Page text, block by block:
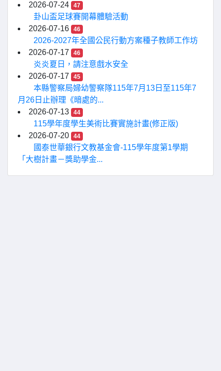
2026-07-24
47
卦山盃足球賽開幕體驗活動
2026-07-16
46
2026-2027年全國公民行動方案種子教師工作坊
2026-07-17
46
炎炎夏日，請注意戲水安全
2026-07-17
45
本縣警察局婦幼警察隊115年7月13日至115年7
月26日止辦理《暗處的...
2026-07-13
44
115學年度學生美術比賽實施計畫(修正版)
2026-07-20
44
國泰世華銀行文教基金會-115學年度第1學期
「大樹計畫－獎助學金...